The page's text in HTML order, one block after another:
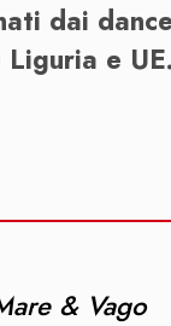
dai
e UE.
& Vago